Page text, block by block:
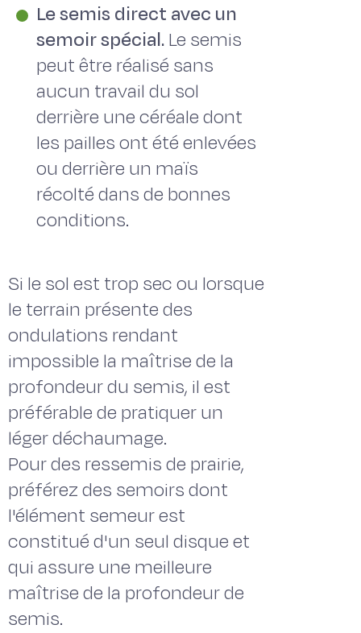
Le semis direct avec un
semoir spécial.Le semis
peut être réalisé sans
aucun travail du sol
derrière une céréale dont
les pailles ont été enlevées
ou derrière un maïs
récolté dans de bonnes
conditions.
Si le sol est trop sec ou lorsque
le terrain présente des
ondulations rendant
impossible la maîtrise de la
profondeur du semis, il est
préférable de pratiquer un
léger déchaumage.
Pour des ressemis de prairie,
préférez des semoirs dont
l'élément semeur est
constitué d'un seul disque et
qui assure une meilleure
maîtrise de la profondeur de
semis.